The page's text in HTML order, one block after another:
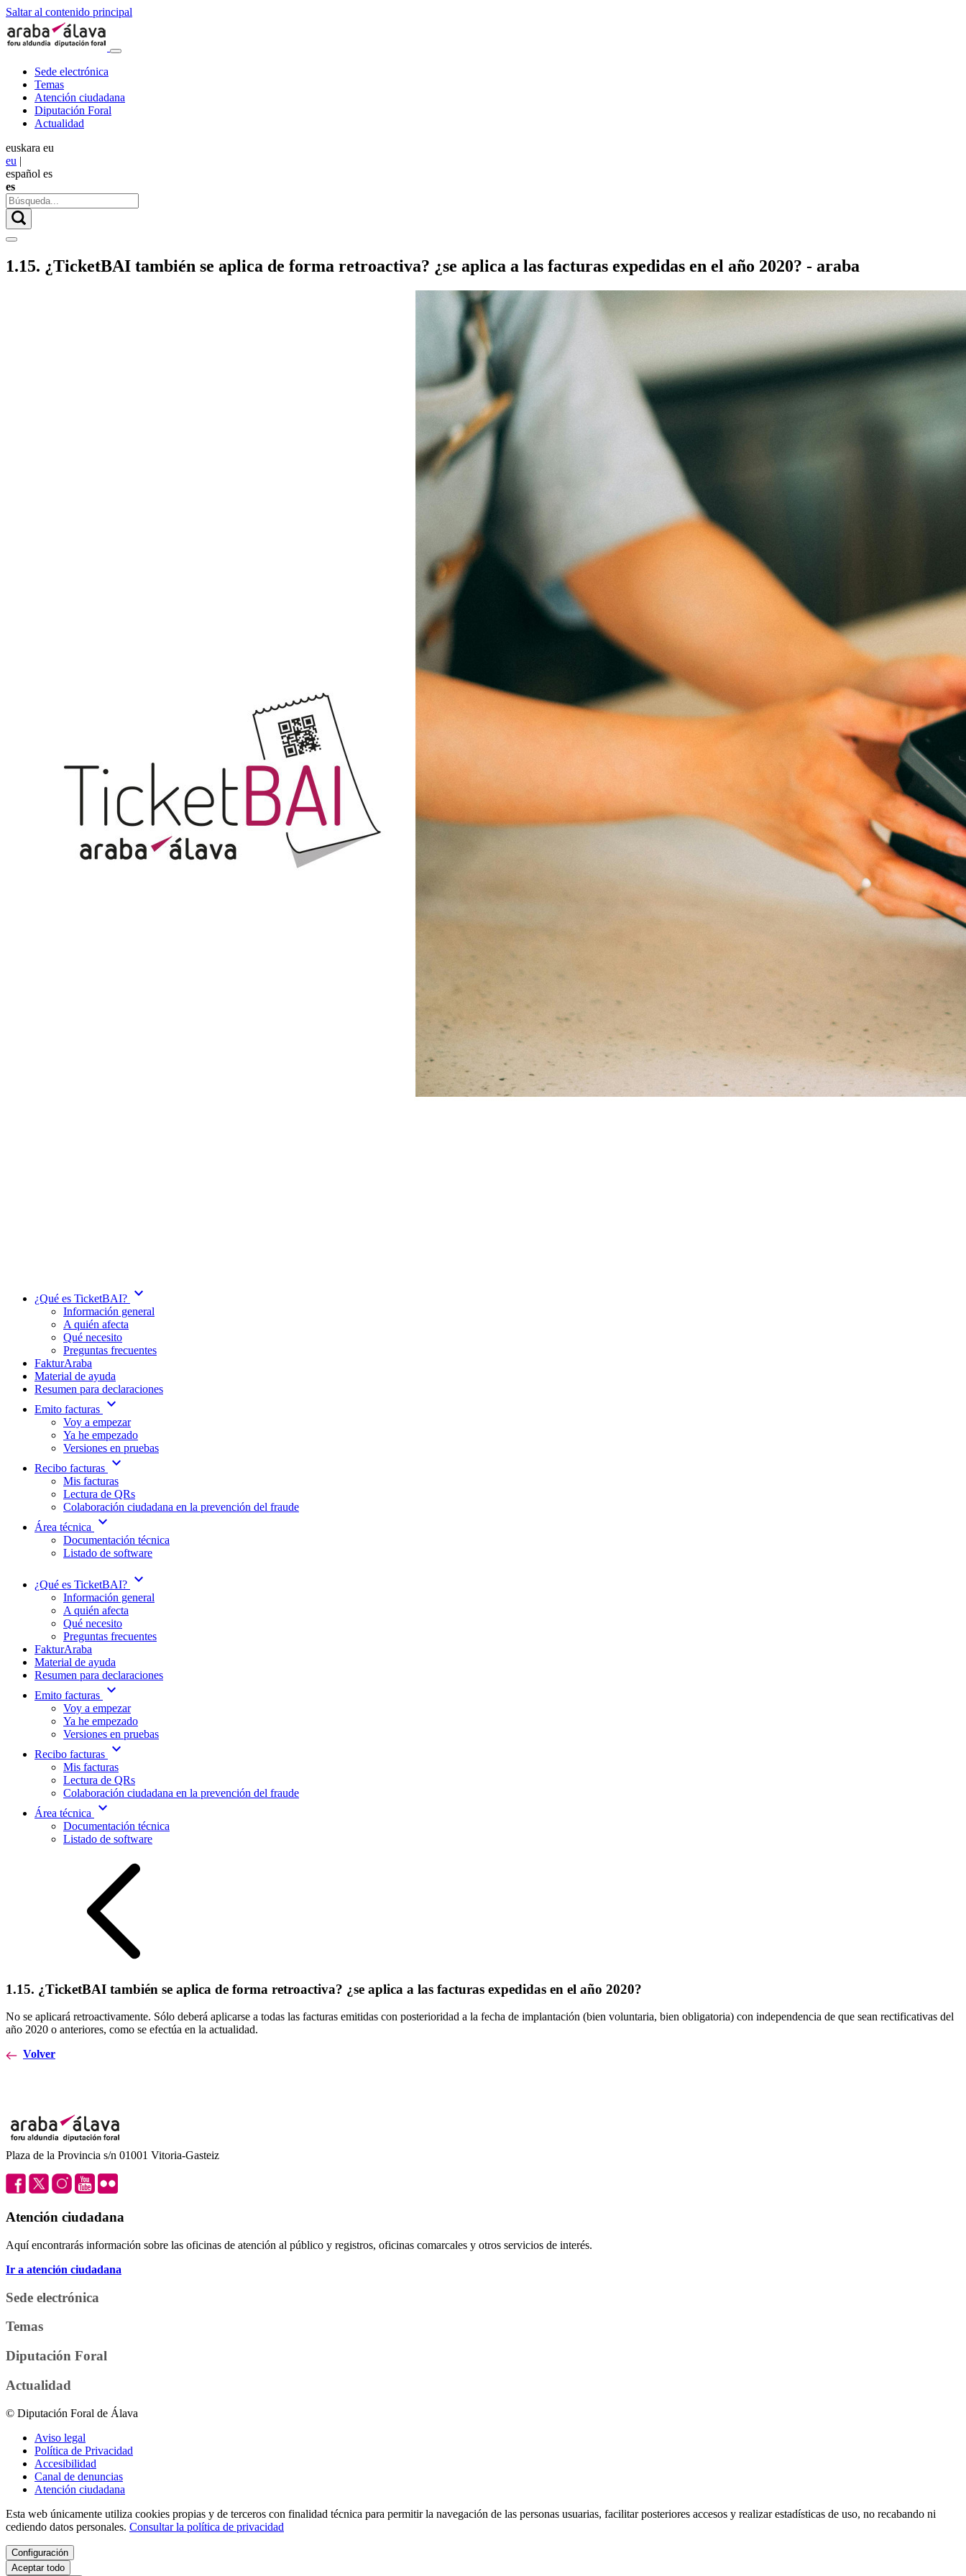
Saltar al contenido principal
Sede electrónica
Temas
Atención ciudadana
Diputación Foral
Actualidad
euskara eu
eu |
español es
es
1.15. ¿TicketBAI también se aplica de forma retroactiva? ¿se aplica a las facturas expedidas en el año 2020? - araba
¿Qué es TicketBAI? expand_more
Información general
A quién afecta
Qué necesito
Preguntas frecuentes
FakturAraba
Material de ayuda
Resumen para declaraciones
Emito facturas expand_more
Voy a empezar
Ya he empezado
Versiones en pruebas
Recibo facturas expand_more
Mis facturas
Lectura de QRs
Colaboración ciudadana en la prevención del fraude
Área técnica
expand_more
Documentación técnica
Listado de software
¿Qué es TicketBAI? expand_more
Información general
A quién afecta
Qué necesito
Preguntas frecuentes
FakturAraba
Material de ayuda
Resumen para declaraciones
Emito facturas expand_more
Voy a empezar
Ya he empezado
Versiones en pruebas
Recibo facturas expand_more
Mis facturas
Lectura de QRs
Colaboración ciudadana en la prevención del fraude
Área técnica
expand_more
Documentación técnica
Listado de software
1.15. ¿TicketBAI también se aplica de forma retroactiva? ¿se aplica a las facturas expedidas en el año 2020?
No se aplicará retroactivamente. Sólo deberá aplicarse a todas las facturas emitidas con posterioridad a la fecha de implantación (bien voluntaria, bien obligatoria) con independencia de que sean rectificativas del
año 2020 o anteriores, como se efectúa en la actualidad.
Volver
Plaza de la Provincia s/n 01001 Vitoria-Gasteiz
Atención ciudadana
Aquí encontrarás información sobre las oficinas de atención al público y registros, oficinas comarcales y otros servicios de interés.
Ir a atención ciudadana
Sede electrónica
Temas
Diputación Foral
Actualidad
© Diputación Foral de Álava
Aviso legal
Política de Privacidad
Accesibilidad
Canal de denuncias
Atención ciudadana
Esta web únicamente utiliza cookies propias y de terceros con finalidad técnica para permitir la navegación de las personas usuarias, facilitar posteriores accesos y realizar estadísticas de uso, no recabando ni
cediendo datos personales. Consultar la política de privacidad
Configuración
Aceptar todo